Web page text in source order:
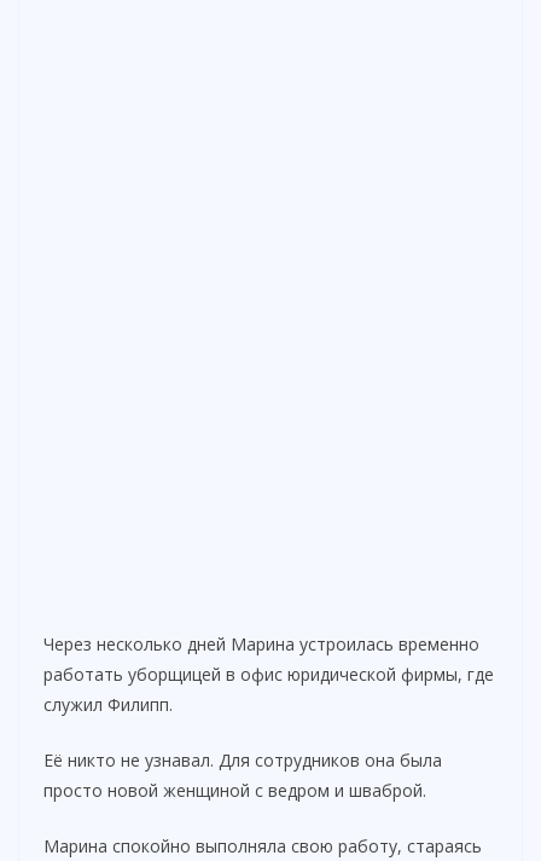
Через несколько дней Марина устроилась временно
работать уборщицей в офис юридической фирмы, где
служил Филипп.
Её никто не узнавал. Для сотрудников она была
просто новой женщиной с ведром и шваброй.
Марина спокойно выполняла свою работу, стараясь